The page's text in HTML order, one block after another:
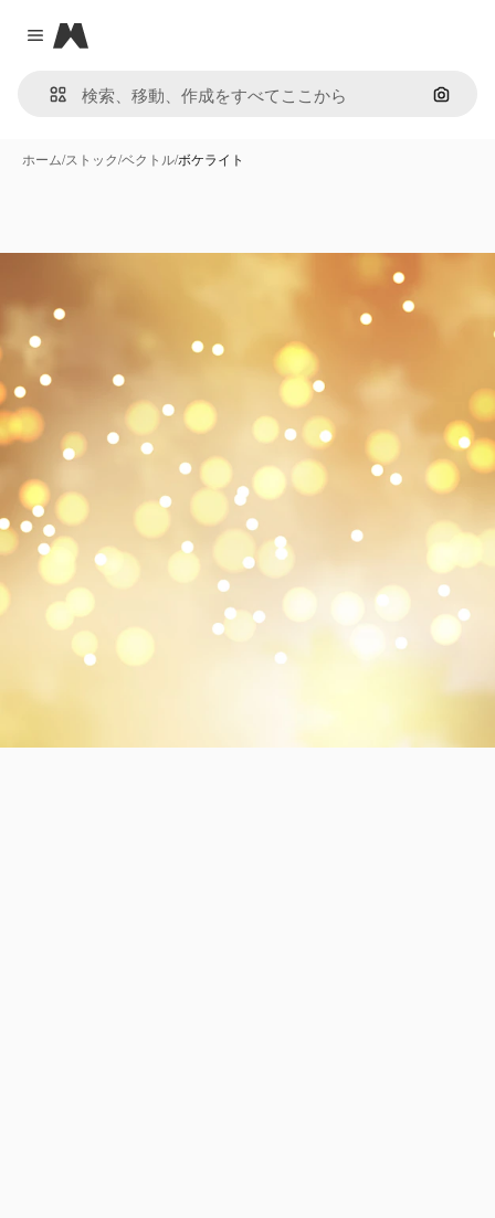
Close menu
Magnific
画像で
ホーム/ストック/ベクトル/ボケライト